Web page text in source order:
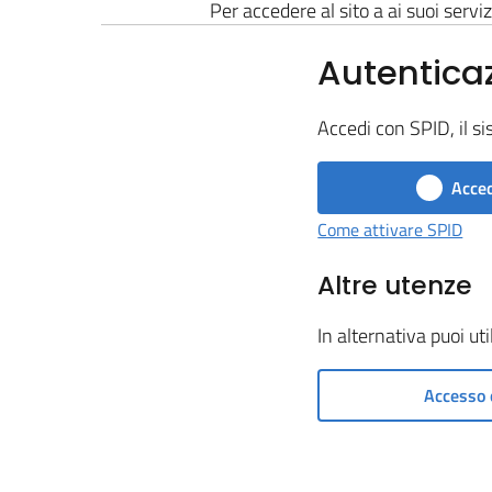
Per accedere al sito a ai suoi
Accedi con SPID, il
Come attivare SPID
Altre utenze
In alternativa puoi